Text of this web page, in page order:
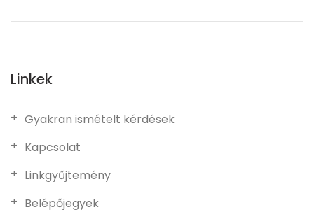
Linkek
Gyakran ismételt kérdések
Kapcsolat
Linkgyűjtemény
Belépőjegyek